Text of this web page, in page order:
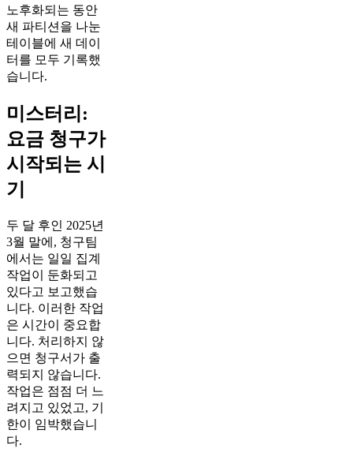
노후화되는 동안
새 파티션을 나눈
테이블에 새 데이
터를 모두 기록했
습니다.
미스터리:
요금 청구가
시작되는 시
기
두 달 후인 2025년
3월 말에, 청구팀
에서는 일일 집계
작업이 둔화되고
있다고 보고했습
니다. 이러한 작업
은 시간이 중요합
니다. 처리하지 않
으면 청구서가 출
력되지 않습니다.
작업은 점점 더 느
려지고 있었고, 기
한이 임박했습니
다.